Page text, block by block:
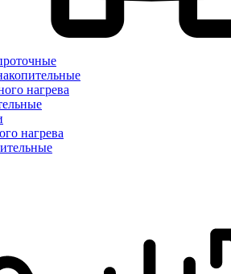
нагрева
нагрева